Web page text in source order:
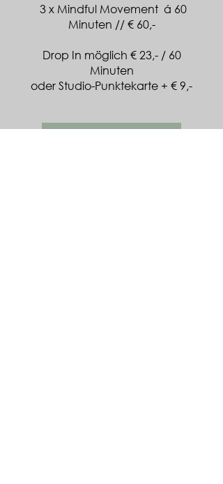
3 x Mindful Movement á 60
Minuten // € 60,-
Drop In möglich € 23,- / 60
Minuten
oder Studio-Punktekarte + € 9,-